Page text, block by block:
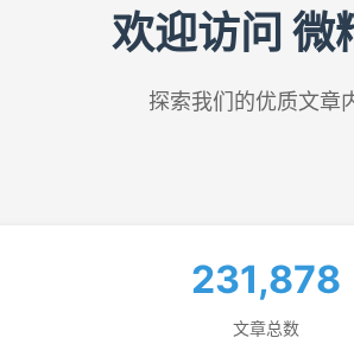
欢迎访问 微
探索我们的优质文章
231,878
文章总数